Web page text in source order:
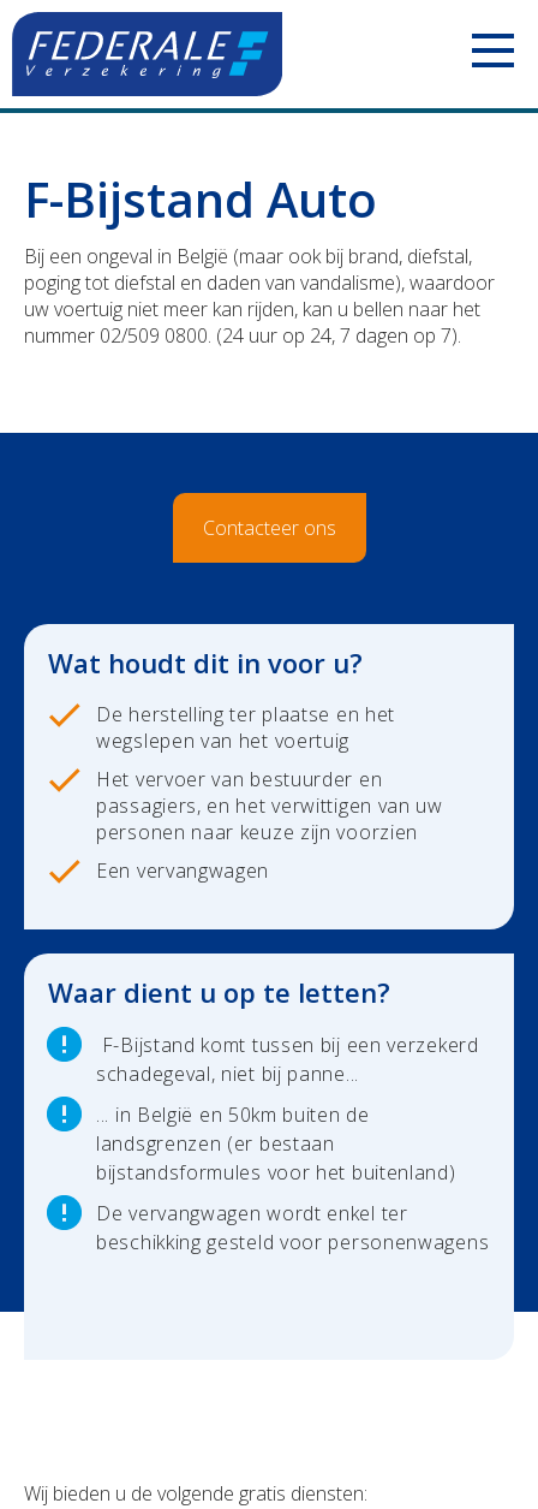
Jouw mobiliteit
Jouw woning
Jouw familie
ZELFSTANDIGEN
Uw voertuigen
Uw aansprakelijkheid
ONDERNEMINGEN
Uw personeel
Uw financiën
BOUWSECTOR
Uw aansprakelijkheid
Bedrijfsleider
Uw financiën
Polis Check
Over ons
Newsroom
Jobs
Uw schadeaangifte
F-Bijstand Auto
Bij een ongeval in België (maar ook bij brand, diefstal,
poging tot diefstal en daden van vandalisme), waardoor
uw voertuig niet meer kan rijden, kan u bellen naar het
nummer 02/509 0800. (24 uur op 24, 7 dagen op 7).
Contacteer ons
Wat houdt dit in voor u?
De herstelling ter plaatse en het
wegslepen van het voertuig
Het vervoer van bestuurder en
passagiers, en het verwittigen van uw
personen naar keuze zijn voorzien
Een vervangwagen
Waar dient u op te letten?
F-Bijstand komt tussen bij een verzekerd
schadegeval, niet bij panne...
... in België en 50km buiten de
landsgrenzen (er bestaan
bijstandsformules voor het buitenland)
De vervangwagen wordt enkel ter
beschikking gesteld voor personenwagens
Wij bieden u de volgende gratis diensten: